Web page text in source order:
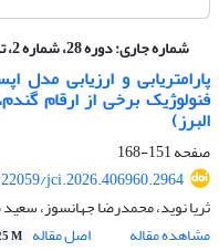
شماره جاری:دوره 28، شماره 2، تابستان 1405، صفحه 151-317
پارامتریابی و ارزیابی
فنولوژیک برخی از ارقام
البرز)
صفحه151-168
jci.2026.406960.2964
ثریا نوید، محمدرضا جهانسوز،
مشاهده مقاله
اصل مقاله M